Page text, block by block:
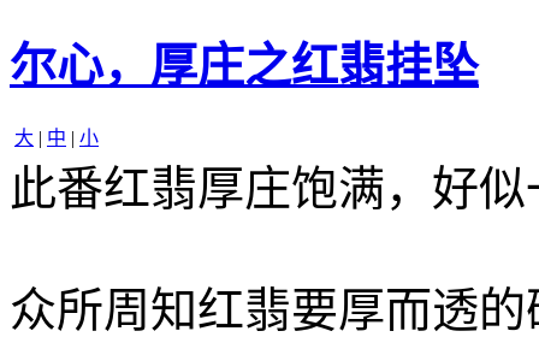
尔心，厚庄之红翡挂坠
大 | 中 | 小
此番红翡厚庄饱满，好
众所周知红翡要厚而透